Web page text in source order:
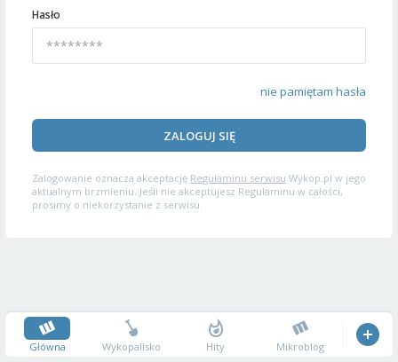
Hasło
nie pamiętam hasła
ZALOGUJ SIĘ
Zalogowanie oznacza akceptację Regulaminu serwisu Wykop.pl w jego
aktualnym brzmieniu. Jeśli nie akceptujesz Regulaminu w całości,
prosimy o niekorzystanie z serwisu.
Główna Wykopalisko Hity Mikroblog